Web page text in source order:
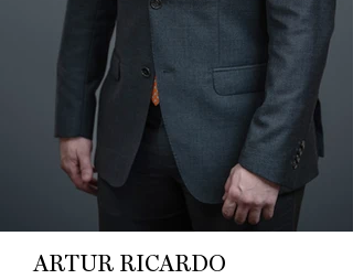
ARTUR RICARDO